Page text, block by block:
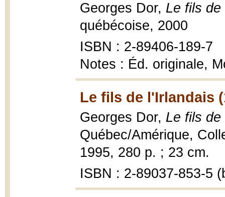
Georges Dor, Le fils de
québécoise, 2000
ISBN : 2-89406-189-7
Notes : Éd. originale,
Le fils de l'Irlandais
Georges Dor, Le fils de
Québec/Amérique,
1995, 280 p. ; 23 cm.
ISBN : 2-89037-853-5